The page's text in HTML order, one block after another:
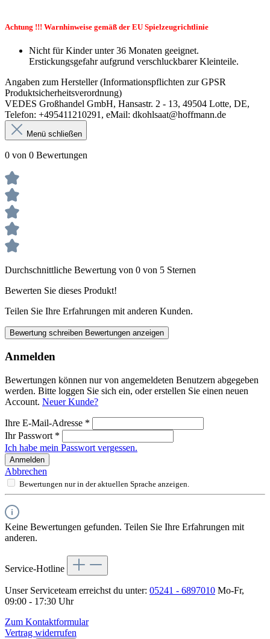
Achtung !!! Warnhinweise gemäß der EU Spielzeugrichtlinie
Nicht für Kinder unter 36 Monaten geeignet.
Erstickungsgefahr aufgrund verschluckbarer Kleinteile.
Angaben zum Hersteller (Informationspflichten zur GPSR
Produktsicherheitsverordnung)
VEDES Großhandel GmbH, Hansastr. 2 - 13, 49504 Lotte, DE,
Telefon: +495411210291, eMail: dkohlsaat@hoffmann.de
Menü schließen
0 von 0 Bewertungen
Durchschnittliche Bewertung von 0 von 5 Sternen
Bewerten Sie dieses Produkt!
Teilen Sie Ihre Erfahrungen mit anderen Kunden.
Bewertung schreiben Bewertungen anzeigen
Anmelden
Bewertungen können nur von angemeldeten Benutzern abgegeben
werden. Bitte loggen Sie sich ein, oder erstellen Sie einen neuen
Account. Neuer Kunde?
Ihre E-Mail-Adresse *
Ihr Passwort *
Ich habe mein Passwort vergessen.
Anmelden
Abbrechen
Bewertungen nur in der aktuellen Sprache anzeigen.
Keine Bewertungen gefunden. Teilen Sie Ihre Erfahrungen mit
anderen.
Service-Hotline
Unser Serviceteam erreichst du unter: 05241 - 6897010 Mo-Fr,
09:00 - 17:30 Uhr
Zum Kontaktformular
Vertrag widerrufen